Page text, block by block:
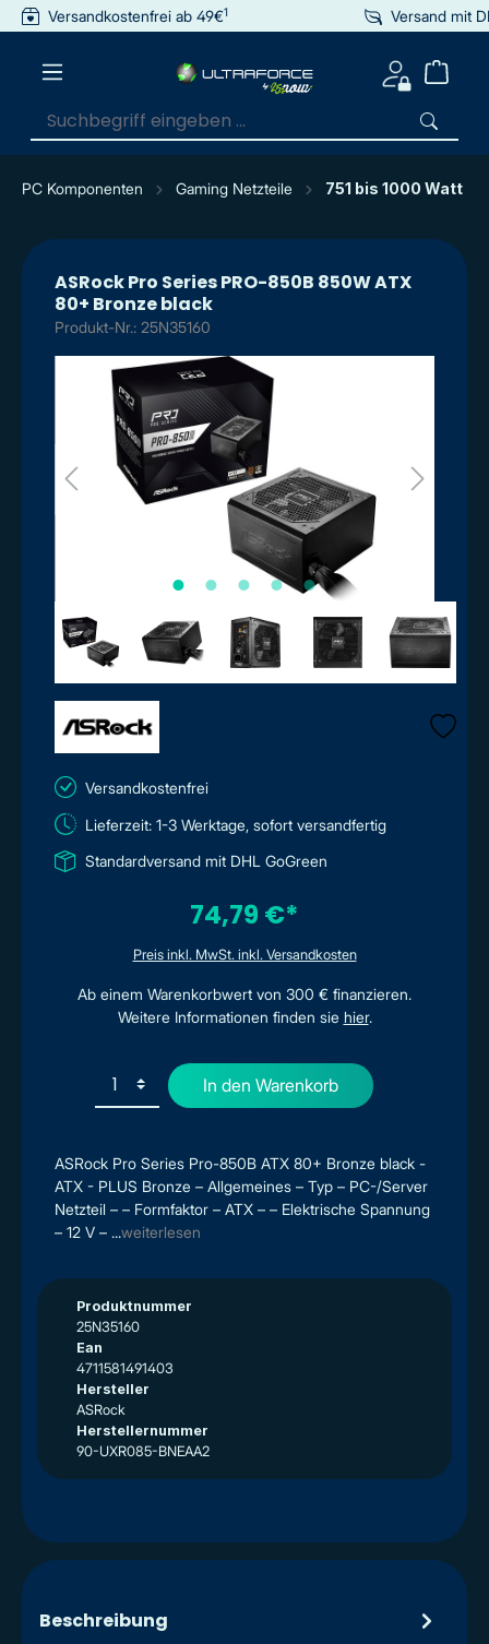
springen
Versandkostenfrei ab 49€1 Versand mit
PC Komponenten Gaming Netzteile 751 bis 1000 Watt
ASRock Pro Series PRO-850B 850W ATX
80+ Bronze black
Produkt-Nr.: 25N35160
ASRock Pro Series Pro-850B ATX 80+ Bronze black -
ATX - PLUS Bronze – Allgemeines – Typ – PC-/Server
Netzteil – – Formfaktor – ATX – – Elektrische Spannung
– 12 V – ...weiterlesen
Produktnummer
25N35160
Ean
4711581491403
Hersteller
ASRock
Herstellernummer
90-UXR085-BNEAA2
Versandkostenfrei
Lieferzeit: 1-3 Werktage, sofort versandfertig
Standardversand mit DHL GoGreen
74,79 €*
Preis inkl. MwSt. inkl. Versandkosten
Ab einem Warenkorbwert von 300 € finanzieren.
Weitere Informationen finden sie hier.
In den Warenkorb
Beschreibung